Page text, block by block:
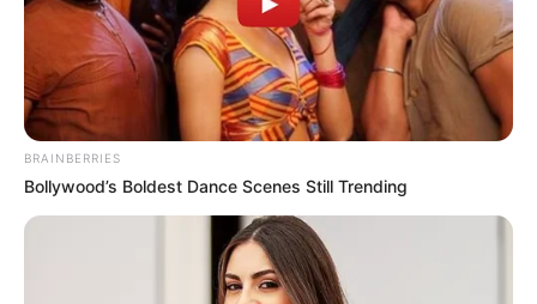
BRAINBERRIES
Bollywood’s Boldest Dance Scenes Still Trending